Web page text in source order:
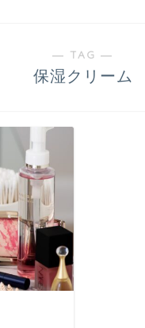
― TAG ―
保湿クリーム